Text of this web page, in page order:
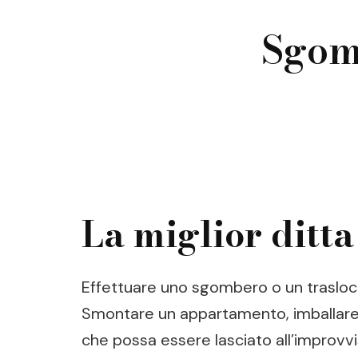
La miglior
Effettuare uno sgombero o un
Smontare un appartamento,
che possa essere lasciato